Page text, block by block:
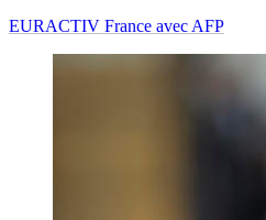
EURACTIV France avec AFP